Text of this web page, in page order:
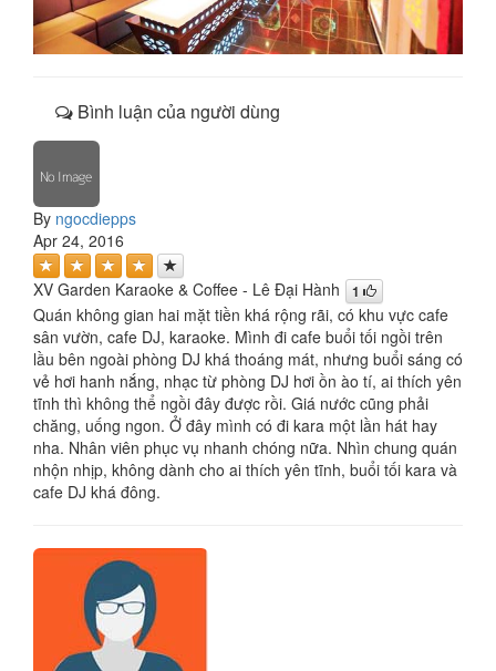
Bình luận của người dùng
By ngocdiepps
Apr 24, 2016
XV Garden Karaoke & Coffee - Lê Đại Hành 1
Quán không gian hai mặt tiền khá rộng rãi, có khu vực cafe
sân vườn, cafe DJ, karaoke. Mình đi cafe buổi tối ngồi trên
lầu bên ngoài phòng DJ khá thoáng mát, nhưng buổi sáng có
vẻ hơi hanh nắng, nhạc từ phòng DJ hơi ồn ào tí, ai thích yên
tĩnh thì không thể ngồi đây được rồi. Giá nước cũng phải
chăng, uống ngon. Ở đây mình có đi kara một lần hát hay
nha. Nhân viên phục vụ nhanh chóng nữa. Nhìn chung quán
nhộn nhịp, không dành cho ai thích yên tĩnh, buổi tối kara và
cafe DJ khá đông.